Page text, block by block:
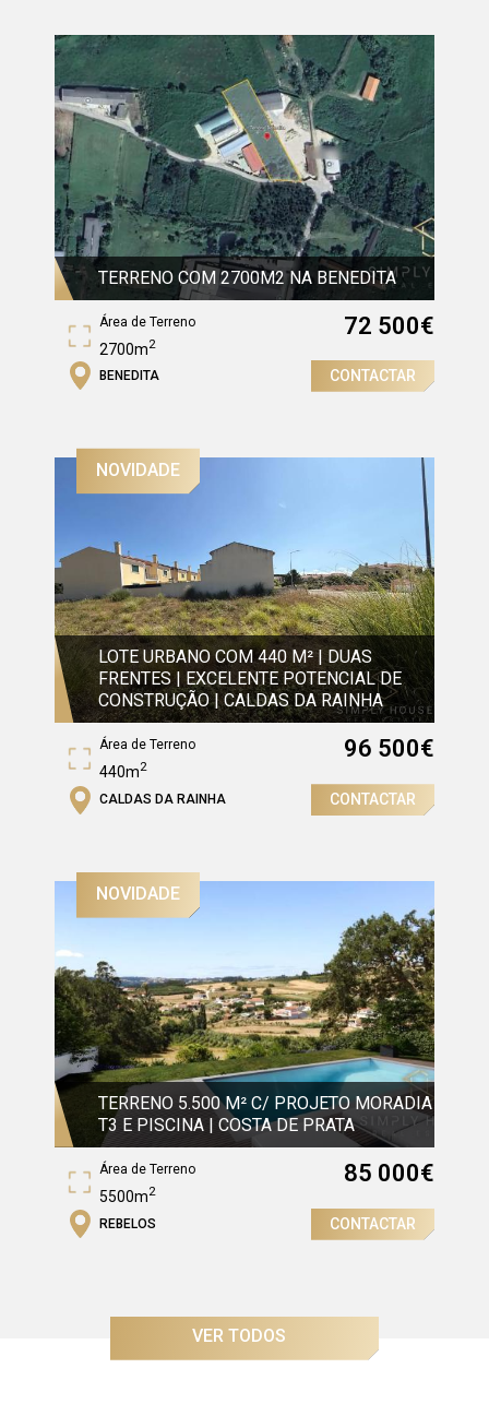
TERRENO COM 2700M2 NA BENEDITA
Área de Terreno
2700m2
72 500€
BENEDITA CONTACTAR
NOVIDADE
LOTE URBANO COM 440 M² | DUAS
FRENTES | EXCELENTE POTENCIAL DE
CONSTRUÇÃO | CALDAS DA RAINHA
Área de Terreno
440m2
Área Bruta
96 500€
CALDAS DA RAINHA CONTACTAR
NOVIDADE
TERRENO 5.500 M² C/ PROJETO MORADIA
T3 E PISCINA | COSTA DE PRATA
Área de Terreno
5500m2
Área Útil
85 000€
REBELOS CONTACTAR
VER TODOS